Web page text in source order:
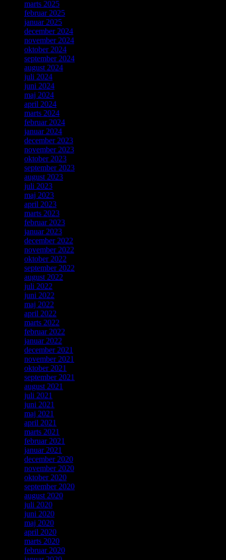
marts 2025
februar 2025
januar 2025
december 2024
november 2024
oktober 2024
september 2024
august 2024
juli 2024
juni 2024
maj 2024
april 2024
marts 2024
februar 2024
januar 2024
december 2023
november 2023
oktober 2023
september 2023
august 2023
juli 2023
maj 2023
april 2023
marts 2023
februar 2023
januar 2023
december 2022
november 2022
oktober 2022
september 2022
august 2022
juli 2022
juni 2022
maj 2022
april 2022
marts 2022
februar 2022
januar 2022
december 2021
november 2021
oktober 2021
september 2021
august 2021
juli 2021
juni 2021
maj 2021
april 2021
marts 2021
februar 2021
januar 2021
december 2020
november 2020
oktober 2020
september 2020
august 2020
juli 2020
juni 2020
maj 2020
april 2020
marts 2020
februar 2020